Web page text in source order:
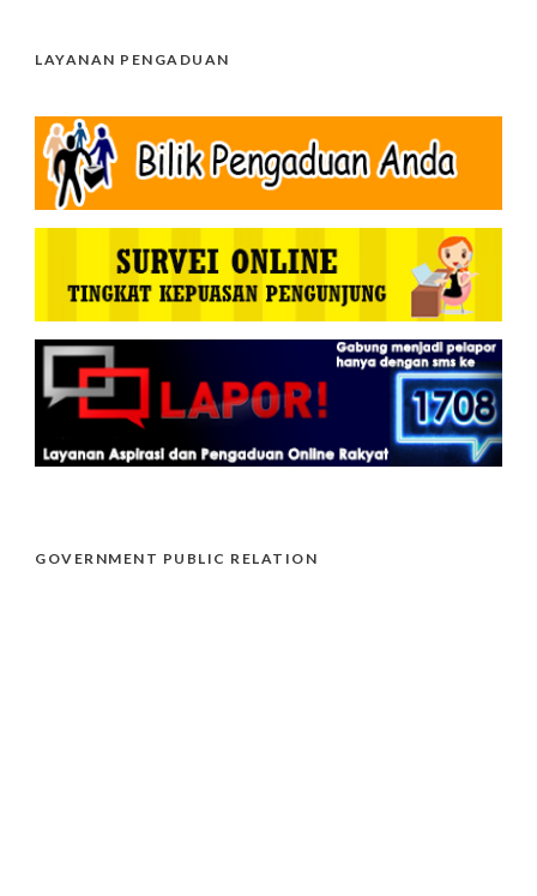
LAYANAN PENGADUAN
GOVERNMENT PUBLIC RELATION